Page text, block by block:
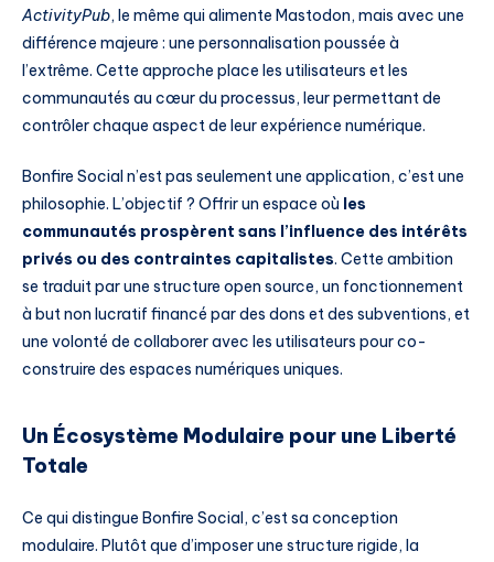
ActivityPub, le même qui alimente Mastodon, mais avec une
différence majeure : une personnalisation poussée à
l’extrême. Cette approche place les utilisateurs et les
communautés au cœur du processus, leur permettant de
contrôler chaque aspect de leur expérience numérique.
Bonfire Social n’est pas seulement une application, c’est une
philosophie. L’objectif ? Offrir un espace où les
communautés prospèrent sans l’influence des intérêts
privés ou des contraintes capitalistes. Cette ambition
se traduit par une structure open source, un fonctionnement
à but non lucratif financé par des dons et des subventions, et
une volonté de collaborer avec les utilisateurs pour co-
construire des espaces numériques uniques.
Un Écosystème Modulaire pour une Liberté
Totale
Ce qui distingue Bonfire Social, c’est sa conception
modulaire. Plutôt que d’imposer une structure rigide, la